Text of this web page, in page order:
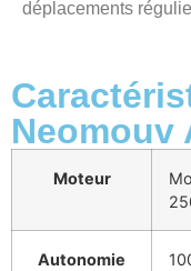
déplacements
Neomouv
Moteur
Autonomie